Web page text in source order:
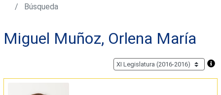
Búsqueda
Miguel Muñoz, Orlena María